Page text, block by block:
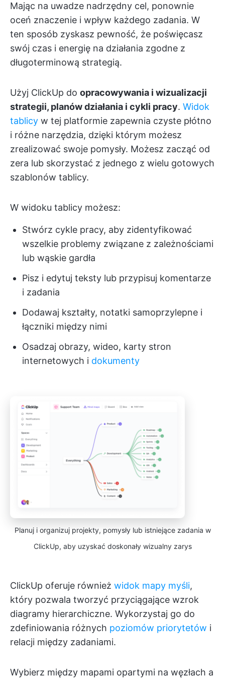
Mając na uwadze nadrzędny cel, ponownie
oceń znaczenie i wpływ każdego zadania. W
ten sposób zyskasz pewność, że poświęcasz
swój czas i energię na działania zgodne z
długoterminową strategią.
Użyj ClickUp do opracowywania i wizualizacji
strategii, planów działania i cykli pracy. Widok
tablicy w tej platformie zapewnia czyste płótno
i różne narzędzia, dzięki którym możesz
zrealizować swoje pomysły. Możesz zacząć od
zera lub skorzystać z jednego z wielu gotowych
szablonów tablicy.
W widoku tablicy możesz:
Stwórz cykle pracy, aby zidentyfikować
wszelkie problemy związane z zależnościami
lub wąskie gardła
Pisz i edytuj teksty lub przypisuj komentarze
i zadania
Dodawaj kształty, notatki samoprzylepne i
łączniki między nimi
Osadzaj obrazy, wideo, karty stron
internetowych i dokumenty
Planuj i organizuj projekty, pomysły lub istniejące zadania w
ClickUp, aby uzyskać doskonały wizualny zarys
ClickUp oferuje również widok mapy myśli,
który pozwala tworzyć przyciągające wzrok
diagramy hierarchiczne. Wykorzystaj go do
zdefiniowania różnych poziomów priorytetów i
relacji między zadaniami.
Wybierz między mapami opartymi na węzłach a